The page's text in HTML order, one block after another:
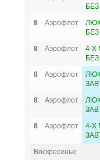
8
Аэрофлот
8
Аэрофлот
4-Х
8
Аэрофлот
8
Аэрофлот
8
Аэрофлот
4-Х
Воскресенье